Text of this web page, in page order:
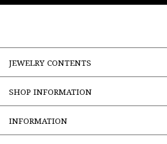
JEWELRY CONTENTS
SHOP INFORMATION
INFORMATION